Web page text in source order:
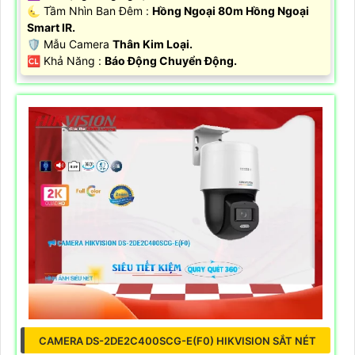
🌜 Tầm Nhìn Ban Đêm : Hồng Ngoại 80m Hồng Ngoại
Smart IR.
🛡 Mẫu Camera Thân Kim Loại.
️🆑 Khả Năng : Báo Động Chuyển Động.
CAMERA DS-2DE2C400SCG-E(F0) HIKVISION SẮT NÉT